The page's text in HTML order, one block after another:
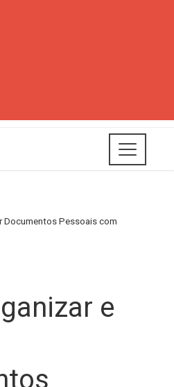
Documentos Pessoais com
e